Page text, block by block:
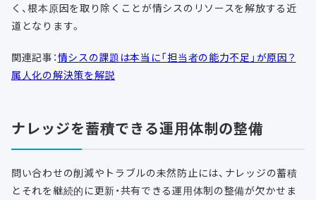
く、根本原因を取り除くことが情シスのリソースを解放する近
道となります。
関連記事：情シスの課題は本当に「担当者の能力不足」が原因？
属人化の解決策を解説
ナレッジを蓄積できる運用体制の整備
問い合わせの削減やトラブルの未然防止には、ナレッジの蓄積
とそれを継続的に更新・共有できる運用体制の整備が欠かせま